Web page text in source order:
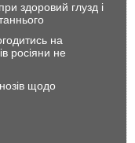
здоровий глузд і
на
росіяни не
щодо